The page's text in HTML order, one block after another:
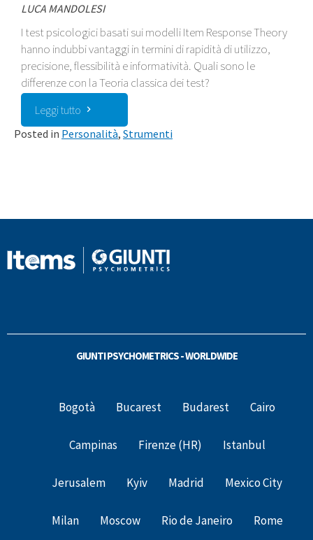
LUCA MANDOLESI
I test psicologici basati sui modelli Item Response Theory
hanno indubbi vantaggi in termini di rapidità di utilizzo,
precisione, flessibilità e informatività. Quali sono le
differenze con la Teoria classica dei test?
Leggi tutto
Posted in Personalità, Strumenti
GIUNTI PSYCHOMETRICS - WORLDWIDE
Bogotà Bucarest Budarest Cairo
Campinas Firenze (HR) Istanbul
Jerusalem Kyiv Madrid Mexico City
Milan Moscow Rio de Janeiro Rome